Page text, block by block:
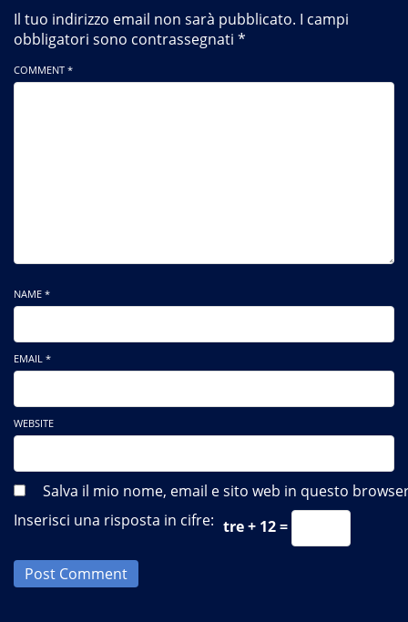
Il tuo indirizzo email non sarà pubblicato. I campi
obbligatori sono contrassegnati *
COMMENT *
NAME *
EMAIL *
WEBSITE
Salva il mio nome, email e sito web in questo
Inserisci una risposta in cifre: tre + 12 =
Post Comment